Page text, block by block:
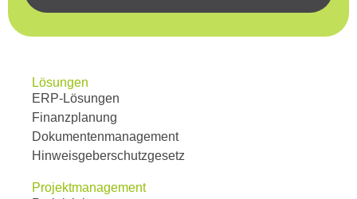
Lösungen
ERP-Lösungen
Finanzplanung
Dokumentenmanagement
Hinweisgeberschutzgesetz
Projektmanagement